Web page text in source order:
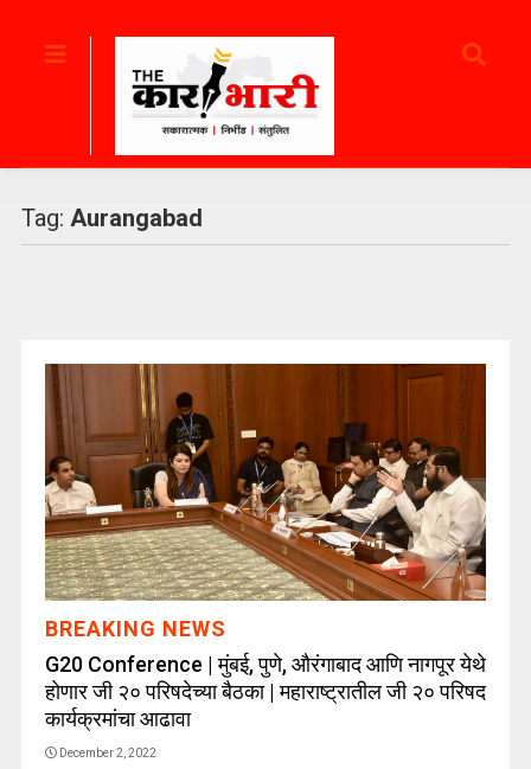
Tag: Aurangabad
BREAKING NEWS
G20 Conference | मुंबई, पुणे, औरंगाबाद आणि नागपूर येथे
होणार जी २० परिषदेच्या बैठका | महाराष्ट्रातील जी २० परिषद
कार्यक्रमांचा आढावा
December 2, 2022